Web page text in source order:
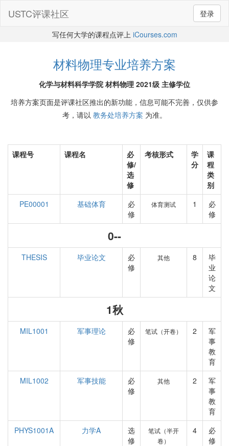
登录
USTC评课社区
写任何大学的课程点评上 iCourses.com
材料物理专业培养方案
化学与材料科学学院 材料物理 2021级 主修学位
培养方案页面是评课社区推出的新功能，信息可能不完善，仅供参
考，请以 教务处培养方案 为准。
课程号 课程名
必
修/
选
修
考核形式
学
分
课
程
类
别
PE00001
基础体育
必
修
体育测试 1
必
修
0--
THESIS 毕业论文
必
修
其他 8
毕
业
论
文
1秋
MIL1001 军事理论
必
修
笔试（开卷） 2
军
事
教
育
MIL1002
军事技能
必
修
其他 2
军
事
教
育
PHYS1001A
力学A
选
修
笔试（半开
卷）
4
必
修